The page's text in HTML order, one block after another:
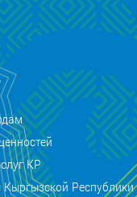
КР
Республики